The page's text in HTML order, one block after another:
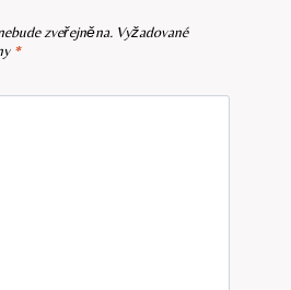
zveřejněna. Vyžadované
*